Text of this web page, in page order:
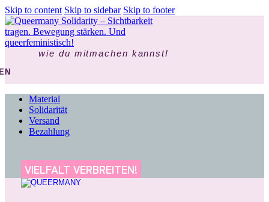
Skip to content Skip to sidebar Skip to footer
wie du mitmachen kannst!
Material
Solidarität
Versand
Bezahlung
VIELFALT VERBREITEN!